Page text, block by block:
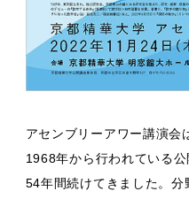
アセンブリーアワー講演会
1968年から行われている
54年間続けてきました。